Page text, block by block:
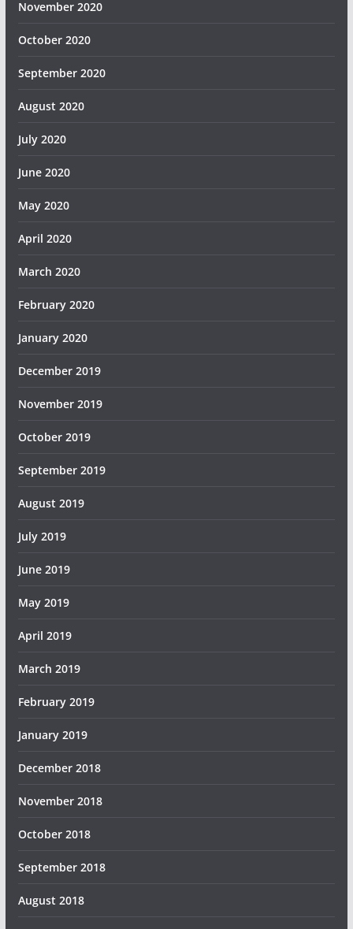
November 2020
October 2020
September 2020
August 2020
July 2020
June 2020
May 2020
April 2020
March 2020
February 2020
January 2020
December 2019
November 2019
October 2019
September 2019
August 2019
July 2019
June 2019
May 2019
April 2019
March 2019
February 2019
January 2019
December 2018
November 2018
October 2018
September 2018
August 2018